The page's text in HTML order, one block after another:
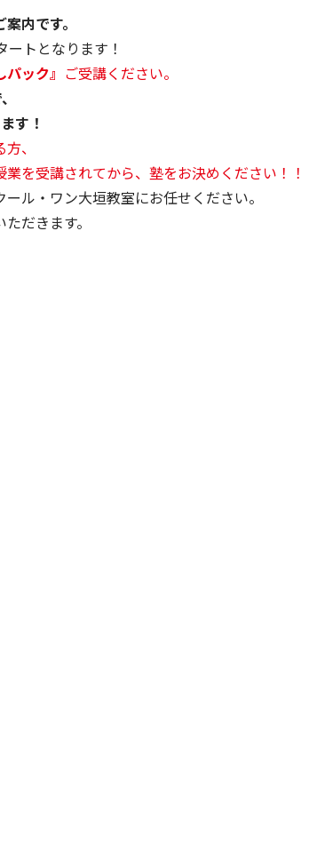
内です。
トとなります！
ック』 ご受講ください。
す！
、
を受講されてから、塾をお決めください！！
ル・ワン大垣教室にお任せください。
だきます。